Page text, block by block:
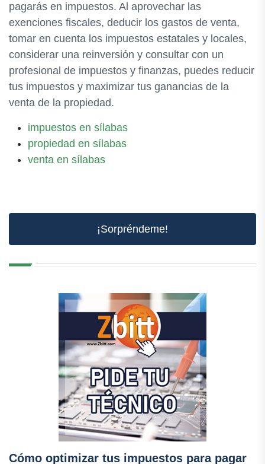
pagarás en impuestos. Al aprovechar las
exenciones fiscales, deducir los gastos de venta,
tomar en cuenta los impuestos estatales y locales,
considerar una reinversión y consultar con un
profesional de impuestos y finanzas, puedes reducir
tus impuestos y maximizar tus ganancias de la
venta de la propiedad.
impuestos en sílabas
propiedad en sílabas
venta en sílabas
¡Sorpréndeme!
Cómo optimizar tus impuestos para pagar